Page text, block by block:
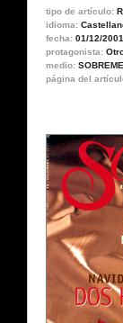
tipo de artículo:
idioma:
fecha: 01/12/2001
protagonista:
medio:
página del